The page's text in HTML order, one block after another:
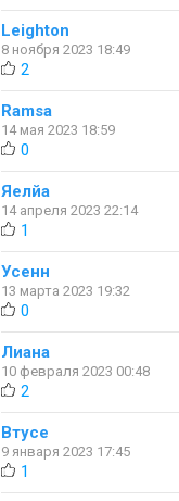
Leighton
8 ноября 2023 18:49
2
Ramsa
14 мая 2023 18:59
0
Яелйа
14 апреля 2023 22:14
1
Усенн
13 марта 2023 19:32
0
Лиана
10 февраля 2023 00:48
2
Втусе
9 января 2023 17:45
1